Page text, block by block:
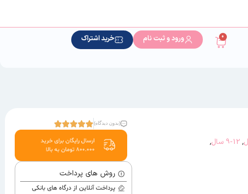
0 ورود و ثبت نام خرید اشتراک
, 9-12 سال ,
(بدون دیدگاه)
روش های پرداخت
پرداخت آنلاین از درگاه های بانکی